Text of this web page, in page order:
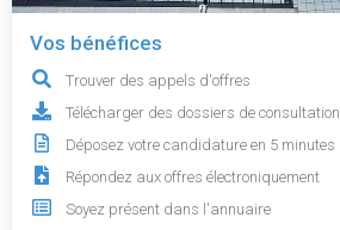
Vos bénéfices
Trouver des appels d'offres
Télécharger des dossiers de consultation
Déposez votre candidature en 5 minutes
Répondez aux offres électroniquement
Soyez présent dans l'annuaire